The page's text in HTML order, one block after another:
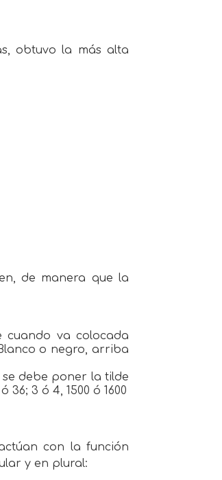
obtuvo la más alta
de manera que la
cuando va colocada
o negro, arriba
debe poner la tilde
3 ó 4, 1500 ó 1600
con la función
y en plural: